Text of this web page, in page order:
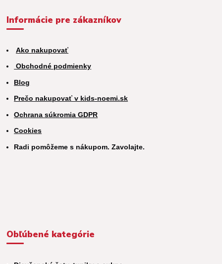
Informácie pre zákazníkov
Ako nakupovať
Obchodné podmienky
Blog
Prečo nakupovať v kids-noemi.sk
Ochrana súkromia GDPR
Cookies
Radi pomôžeme s nákupom. Zavolajte.
Obľúbené kategórie